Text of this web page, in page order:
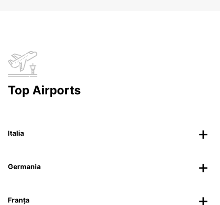
Top Airports
Italia
Germania
Franța